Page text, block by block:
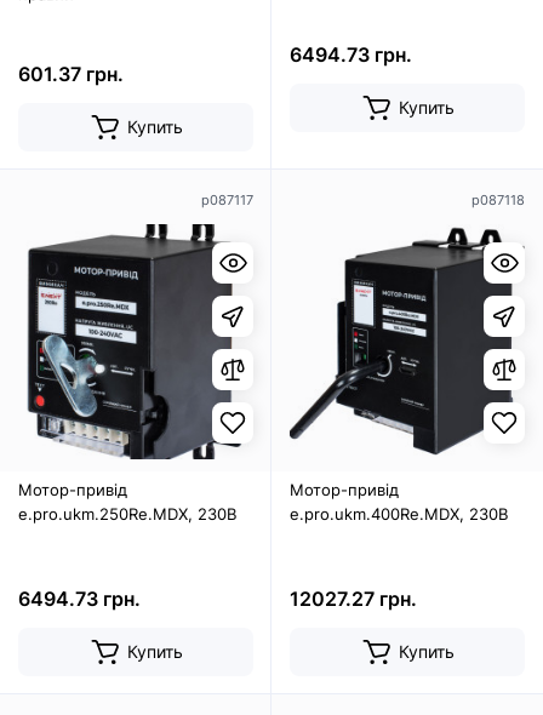
601.37 грн.
Купить
6494.73 грн.
Купить
p087117
Мотор-привід
e.pro.ukm.250Re.MDX, 230В
6494.73 грн.
Купить
p087118
Мотор-привід
e.pro.ukm.400Re.MDX, 230В
12027.27 грн.
Купить